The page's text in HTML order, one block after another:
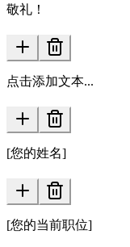
敬礼！
点击添加文本...
[您的姓名]
[您的当前职位]